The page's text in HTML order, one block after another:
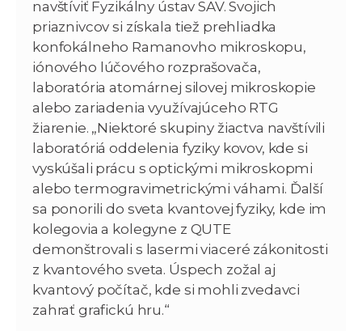
navštíviť Fyzikálny ústav SAV. Svojich
priaznivcov si získala tiež prehliadka
konfokálneho Ramanovho mikroskopu,
iónového lúčového rozprašovača,
laboratória atomárnej silovej mikroskopie
alebo zariadenia využívajúceho RTG
žiarenie. „Niektoré skupiny žiactva navštívili
laboratóriá oddelenia fyziky kovov, kde si
vyskúšali prácu s optickými mikroskopmi
alebo termogravimetrickými váhami. Ďalší
sa ponorili do sveta kvantovej fyziky, kde im
kolegovia a kolegyne z QUTE
demonštrovali s lasermi viaceré zákonitosti
z kvantového sveta. Úspech zožal aj
kvantový počítač, kde si mohli zvedavci
zahrať grafickú hru.“